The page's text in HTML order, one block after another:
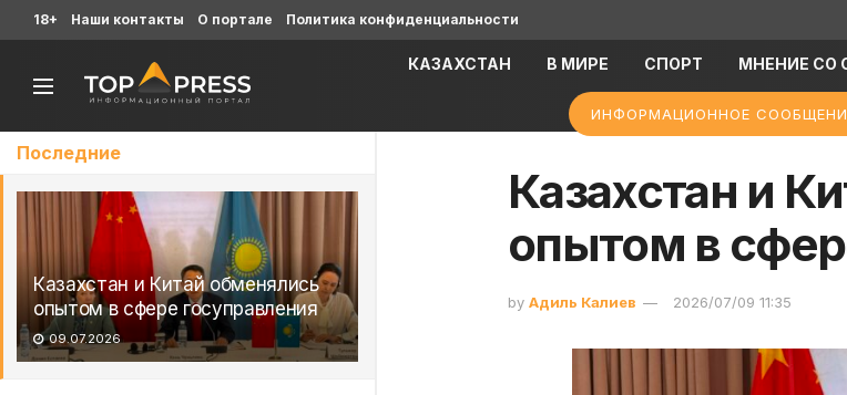
Последние
Казахстан и Китай обменялись
опытом в сфере госуправления
09.07.2026
18+ Наши контакты О портале Политика конфиденциальности
КАЗАХСТАН В МИРЕ СПОРТ МНЕНИЕ СО
ИНФОРМАЦИОННОЕ
Казахстан и
опытом в
by Адиль Калиев 2026/07/09 11:35